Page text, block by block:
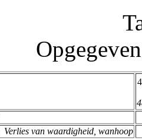
4
Verlies van waardigheid, wanhoop